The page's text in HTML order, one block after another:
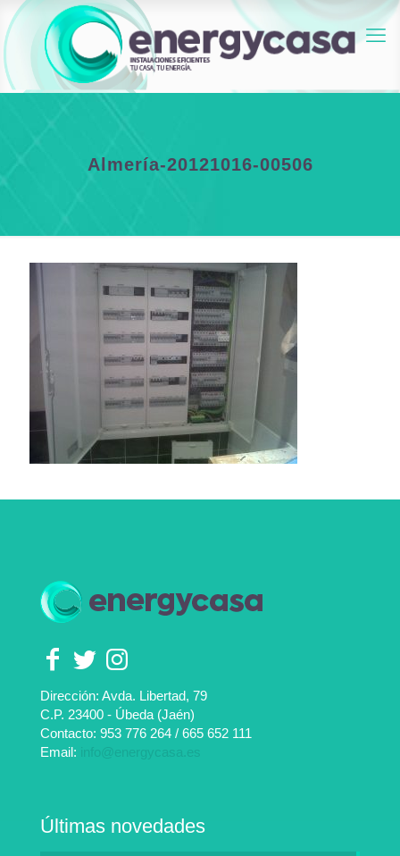
Almería-20121016-00506
Dirección: Avda. Libertad, 79
C.P. 23400 - Úbeda (Jaén)
Contacto: 953 776 264 / 665 652 111
Email:
Últimas novedades